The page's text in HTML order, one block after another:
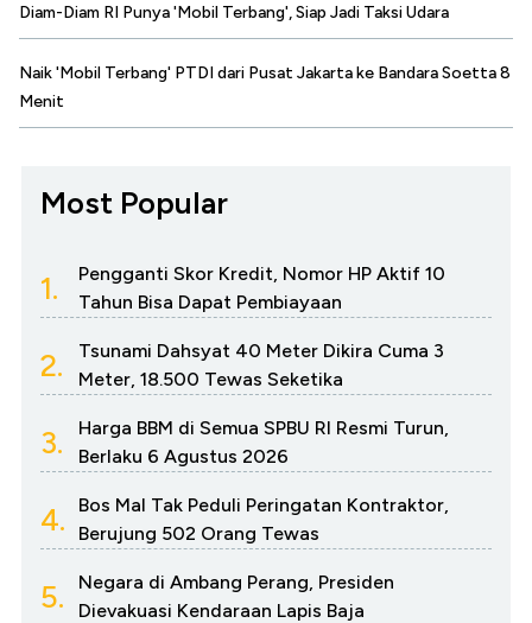
Diam-Diam RI Punya 'Mobil Terbang', Siap Jadi Taksi Udara
Naik 'Mobil Terbang' PTDI dari Pusat Jakarta ke Bandara Soetta 8
Menit
Most Popular
1.
Pengganti Skor Kredit, Nomor HP Aktif 10
Tahun Bisa Dapat Pembiayaan
2.
Tsunami Dahsyat 40 Meter Dikira Cuma 3
Meter, 18.500 Tewas Seketika
3.
Harga BBM di Semua SPBU RI Resmi Turun,
Berlaku 6 Agustus 2026
4.
Bos Mal Tak Peduli Peringatan Kontraktor,
Berujung 502 Orang Tewas
5.
Negara di Ambang Perang, Presiden
Dievakuasi Kendaraan Lapis Baja